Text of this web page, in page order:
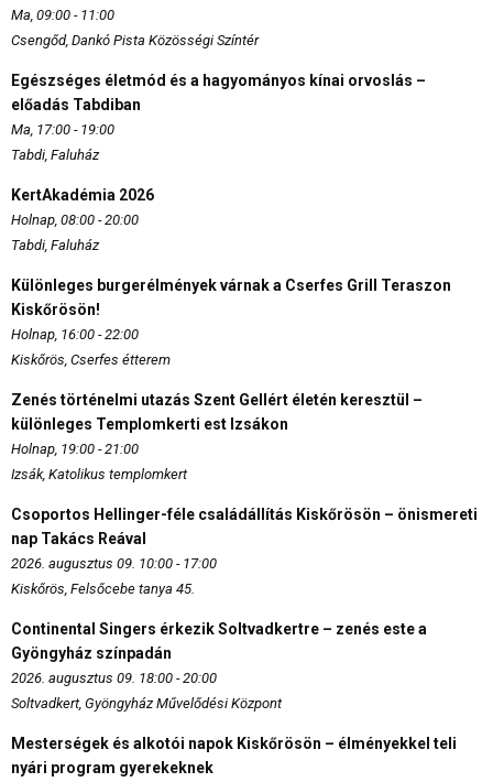
Ma, 09:00 - 11:00
Csengőd, Dankó Pista Közösségi Színtér
Egészséges életmód és a hagyományos kínai orvoslás –
előadás Tabdiban
Ma, 17:00 - 19:00
Tabdi, Faluház
KertAkadémia 2026
Holnap, 08:00 - 20:00
Tabdi, Faluház
Különleges burgerélmények várnak a Cserfes Grill Teraszon
Kiskőrösön!
Holnap, 16:00 - 22:00
Kiskőrös, Cserfes étterem
Zenés történelmi utazás Szent Gellért életén keresztül –
különleges Templomkerti est Izsákon
Holnap, 19:00 - 21:00
Izsák, Katolikus templomkert
Csoportos Hellinger-féle családállítás Kiskőrösön – önismereti
nap Takács Reával
2026. augusztus 09. 10:00 - 17:00
Kiskőrös, Felsőcebe tanya 45.
Continental Singers érkezik Soltvadkertre – zenés este a
Gyöngyház színpadán
2026. augusztus 09. 18:00 - 20:00
Soltvadkert, Gyöngyház Művelődési Központ
Mesterségek és alkotói napok Kiskőrösön – élményekkel teli
nyári program gyerekeknek